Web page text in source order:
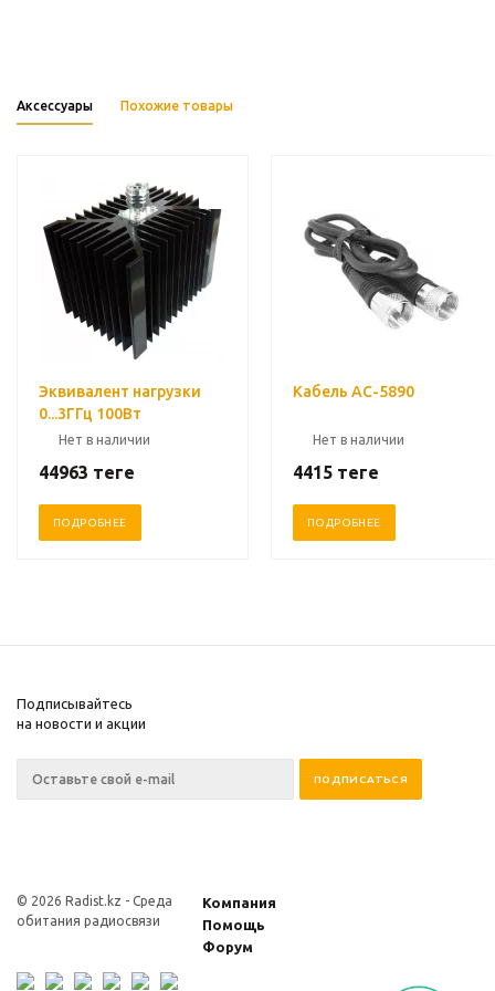
Аксессуары Похожие товары
Эквивалент нагрузки
0...3ГГц 100Вт
Нет в наличии
44963 теңге
ПОДРОБНЕЕ
Кабель АС-5890
Нет в наличии
4415 теңге
ПОДРОБНЕЕ
Подписывайтесь
на новости и акции
© 2026 Radist.kz - Среда
обитания радиосвязи
Компания
Помощь
Форум